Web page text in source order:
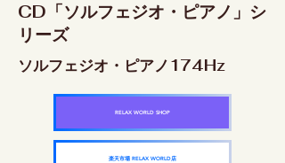
CD「ソルフェジオ・ピアノ」シ
リーズ
ソルフェジオ・ピアノ174Hz
RELAX WORLD SHOP
楽天市場 RELAX WORLD店